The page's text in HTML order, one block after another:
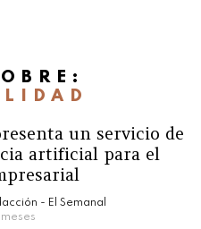
un servicio de
artificial para el
- El Semanal